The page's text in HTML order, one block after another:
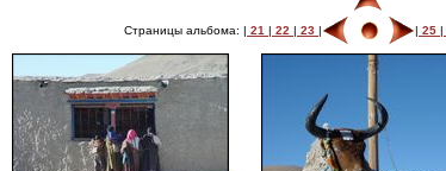
Страницы альбома: | 21 | 22 | 23 | | 25 |